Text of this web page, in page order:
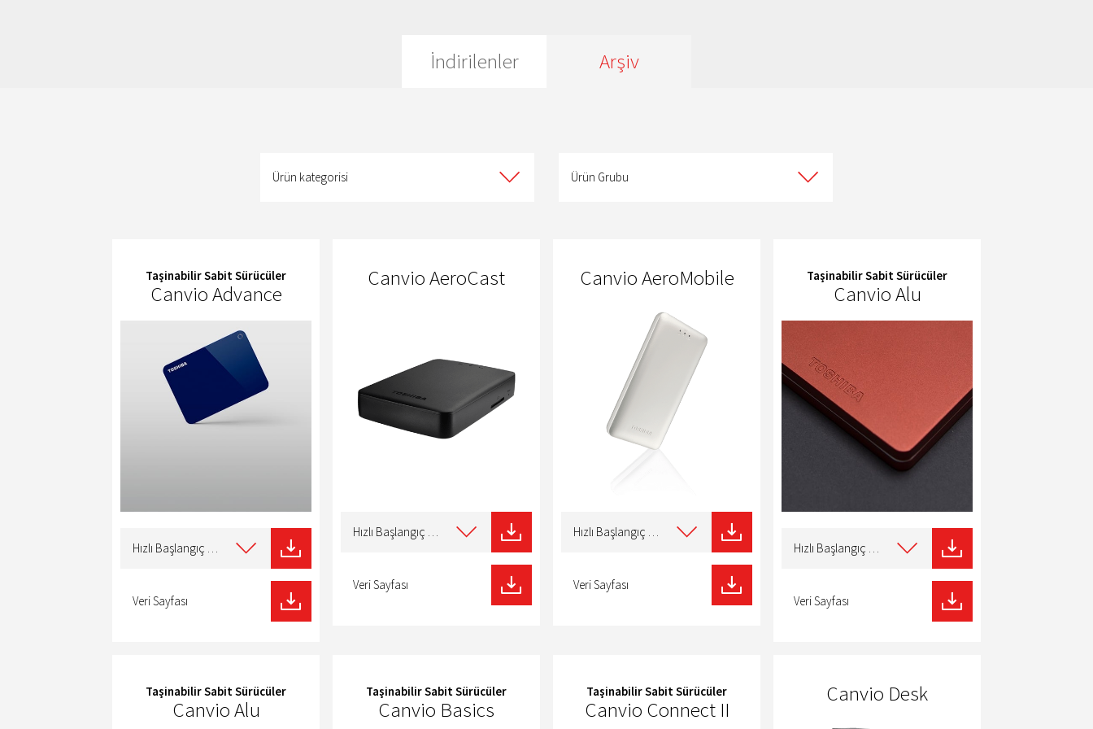
İndirilenler Arşiv
kategorisi
Ürün kategorisi Grubu
Ürün Grubu
Taşinabilir Sabit Sürücüler
Canvio Advance
type Hızlı Başlangıç Kılavuzu
Veri Sayfası
Canvio AeroCast
type Hızlı Başlangıç Kılavuzu
Veri Sayfası
Canvio AeroMobile
type Hızlı Başlangıç Kılavuzu
Veri Sayfası
Taşinabilir Sabit Sürücüler
Canvio Alu
type Hızlı Başlangıç Kılavuzu
Veri Sayfası
Taşinabilir Sabit Sürücüler
Canvio Alu
Taşinabilir Sabit Sürücüler
Canvio Basics
Taşinabilir Sabit Sürücüler
Canvio Connect II
Canvio Desk